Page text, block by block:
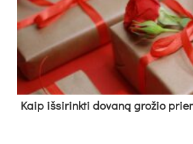
Kaip išsirinkti dovaną grožio